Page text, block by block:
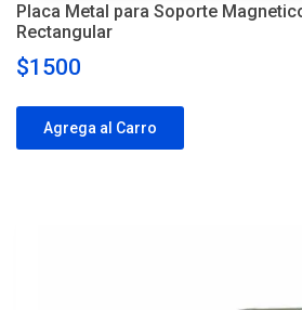
Placa Metal para Soporte
Rectangular
$1500
Agrega al Carro